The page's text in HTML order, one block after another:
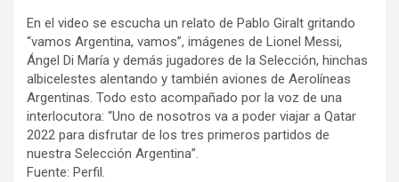
En el video se escucha un relato de Pablo Giralt gritando
“vamos Argentina, vamos”, imágenes de Lionel Messi,
Ángel Di María y demás jugadores de la Selección, hinchas
albicelestes alentando y también aviones de Aerolíneas
Argentinas. Todo esto acompañado por la voz de una
interlocutora: “Uno de nosotros va a poder viajar a Qatar
2022 para disfrutar de los tres primeros partidos de
nuestra Selección Argentina”.
Fuente: Perfil.